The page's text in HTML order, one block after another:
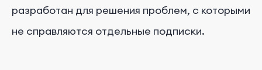
разработан для решения проблем, с которыми
не справляются отдельные подписки.